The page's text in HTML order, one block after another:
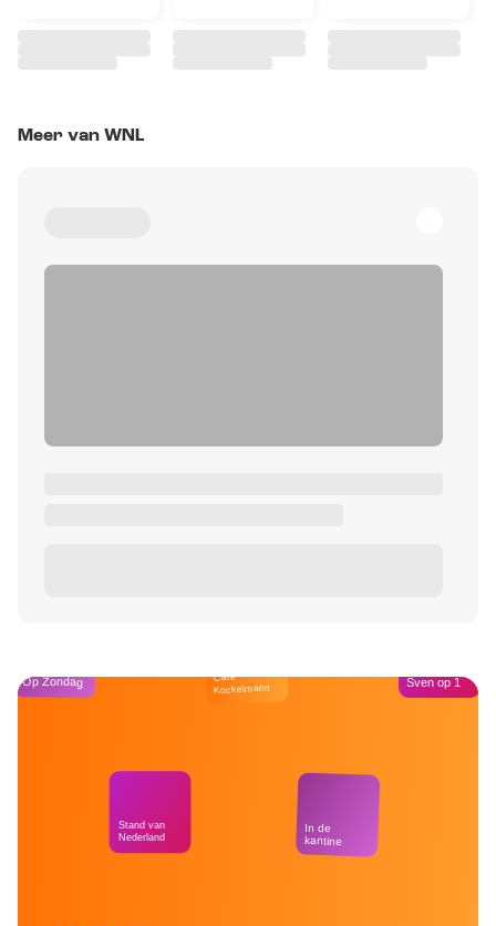
Meer van WNL
Op Zondag
Stand van
Nederland
Café
Kockelmann
In de
kantine
Sven op 1